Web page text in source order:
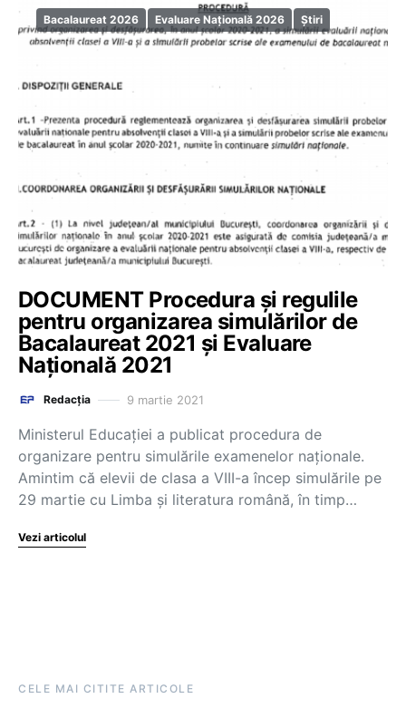
Bacalaureat 2026 Evaluare Națională 2026 Știri
DOCUMENT Procedura și regulile
pentru organizarea simulărilor de
Bacalaureat 2021 și Evaluare
Națională 2021
Redacția 9 martie 2021
Ministerul Educației a publicat procedura de
organizare pentru simulările examenelor naționale.
Amintim că elevii de clasa a VIII-a încep simulările pe
29 martie cu Limba și literatura română, în timp…
Vezi articolul
CELE MAI CITITE ARTICOLE